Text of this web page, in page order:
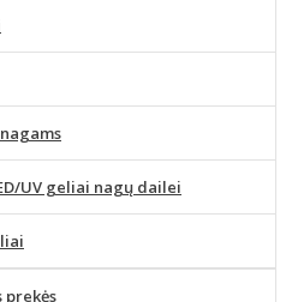
UV geliai nagų dailei
prekės